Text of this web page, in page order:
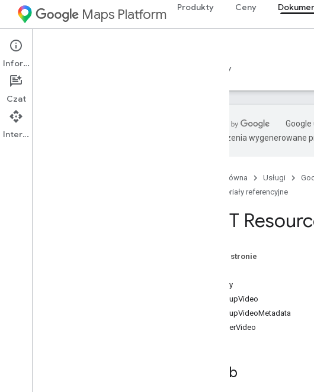
Maps Platform Produkty Ceny
Aerial View API
Przewodniki
Zasoby
Tłumaczenia wygenerowane
Strona główna Usługi
Materiały referencyjne
REST
Na tej stronie
Metody
lookupVideo
lookupVideoMetadata
renderVideo
Zasób
Informacje
Czat
Interfejs API